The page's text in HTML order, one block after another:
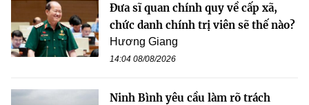
Đưa sĩ quan chính quy về cấp xã,
chức danh chính trị viên sẽ thế nào?
Hương Giang
14:04 08/08/2026
Ninh Bình yêu cầu làm rõ trách